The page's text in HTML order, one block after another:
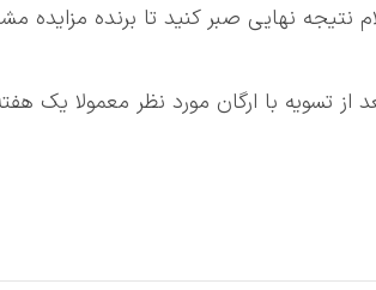
نتیجه نهایی صبر کنید تا برنده
تسویه با ارگان مورد نظر معمولا یک